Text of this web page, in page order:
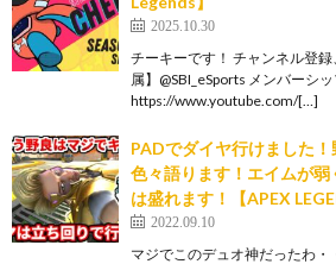
2025.10.30
チーキーです！ チャンネル登
属】@SBI_eSports メンバーシ
https://www.youtube.com/[…]
PADでダイヤ行けました
色々語ります！エイムが
は盛れます！【APEX
2022.09.10
マジでこのデュオ神だったわ